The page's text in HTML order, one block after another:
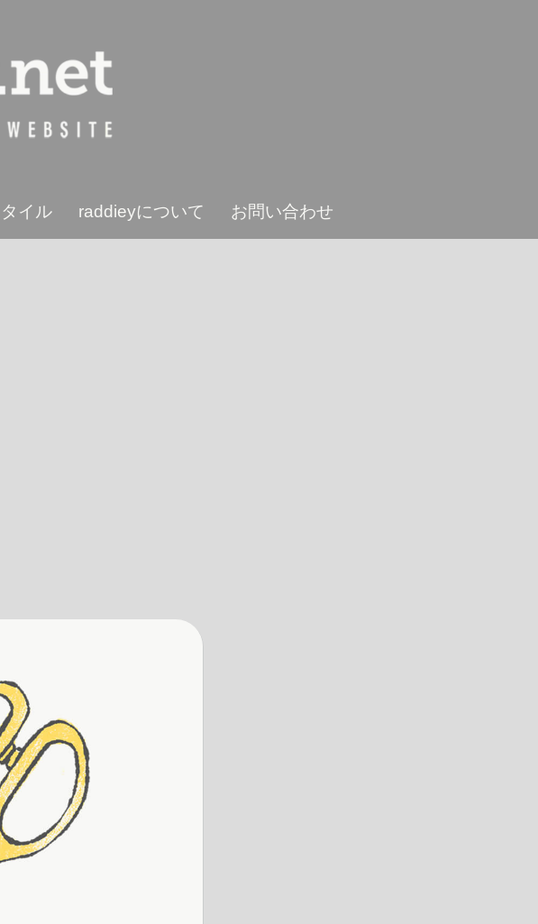
イル raddieyについて お問い合わせ